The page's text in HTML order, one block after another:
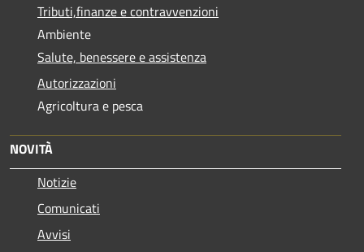
Tributi,finanze e contravvenzioni
Ambiente
Salute, benessere e assistenza
Autorizzazioni
Agricoltura e pesca
NOVITÀ
Notizie
Comunicati
Avvisi